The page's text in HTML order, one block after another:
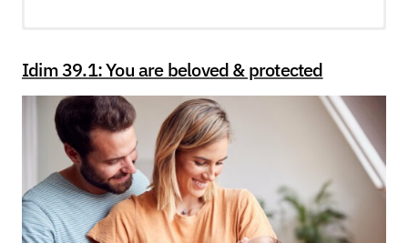
来。这个传承有一个传统，当你学习一个主题时，在课后最少把
它复习两到三次。最好是上课当天复习一次，然后再第二天或两
天后再复习一次。正如格西麦克在本课程中指出：
我个人认为通过看着这些图片，来进行的复习的传承传统，是一
个很好的主意。我自己做了早餐，把图片放在桌子上，把食物放
进嘴里，喝着咖啡，然后试着记住这些图片指的是什么。对我来
说，这是一顿很愉快的早餐。有点像佛法早餐。
Idim 39.1: You are beloved & protected